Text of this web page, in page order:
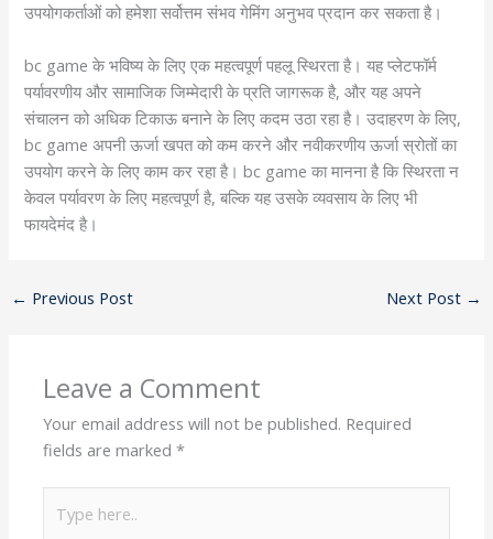
उपयोगकर्ताओं को हमेशा सर्वोत्तम संभव गेमिंग अनुभव प्रदान कर सकता है।
bc game के भविष्य के लिए एक महत्वपूर्ण पहलू स्थिरता है। यह प्लेटफॉर्म
पर्यावरणीय और सामाजिक जिम्मेदारी के प्रति जागरूक है, और यह अपने
संचालन को अधिक टिकाऊ बनाने के लिए कदम उठा रहा है। उदाहरण के लिए,
bc game अपनी ऊर्जा खपत को कम करने और नवीकरणीय ऊर्जा स्रोतों का
उपयोग करने के लिए काम कर रहा है। bc game का मानना है कि स्थिरता न
केवल पर्यावरण के लिए महत्वपूर्ण है, बल्कि यह उसके व्यवसाय के लिए भी
फायदेमंद है।
← Previous Post Next Post →
Leave a Comment
Your email address will not be published. Required
fields are marked*
here..